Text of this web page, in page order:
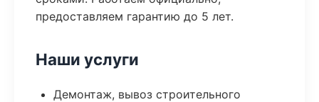
предоставляем гарантию до 5 лет.
Наши услуги
Демонтаж, вывоз строительного